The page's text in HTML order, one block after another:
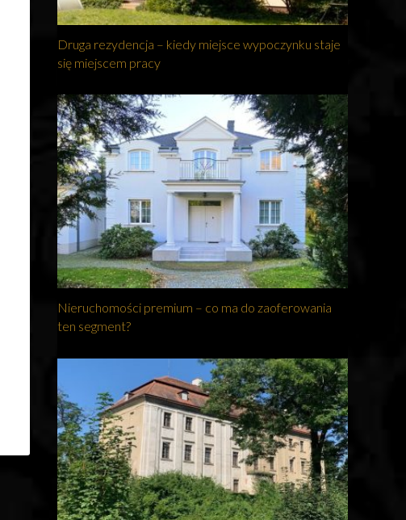
Druga rezydencja – kiedy miejsce wypoczynku staje
się miejscem pracy
Nieruchomości premium – co ma do zaoferowania
ten segment?